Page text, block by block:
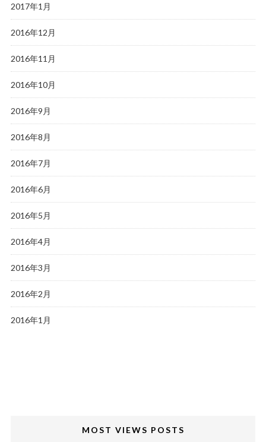
2017年1月
2016年12月
2016年11月
2016年10月
2016年9月
2016年8月
2016年7月
2016年6月
2016年5月
2016年4月
2016年3月
2016年2月
2016年1月
MOST VIEWS POSTS